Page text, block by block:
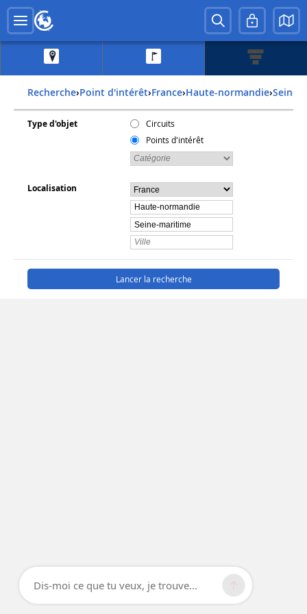
Recherche› Point d'intérêt› france› haute-normandie›
Type d'objet
Circuits
Points d'intérêt
Localisation
Dis-moi ce que tu veux, je trouve...